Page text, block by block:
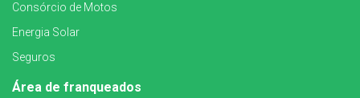
Consórcio de Motos
Energia Solar
Seguros
Área de franqueados